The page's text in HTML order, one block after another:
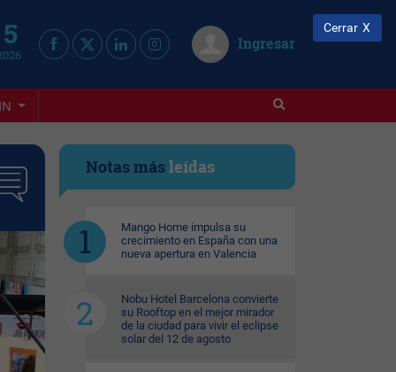
Ingresar
Notas másleídas
Mango Home impulsa su
crecimiento en España con una
nueva apertura en Valencia
Nobu Hotel Barcelona convierte
su Rooftop en el mejor mirador
de la ciudad para vivir el eclipse
solar del 12 de agosto
Cerrar